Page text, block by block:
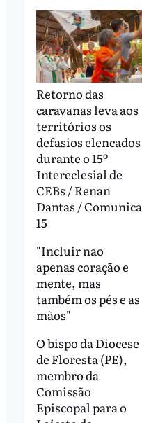
Retorno das
caravanas leva aos
territórios os
defasios elencados
durante o 15º
Intereclesial de
CEBs / Renan
Dantas / Comunica
15
"Incluir nao
apenas coração e
mente, mas
também os pés e as
mãos"
O bispo da Diocese
de Floresta (PE),
membro da
Comissão
Episcopal para o